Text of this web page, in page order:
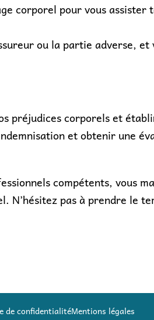
corporel pour vous assister
ou la partie adverse, et
préjudices corporels et
et obtenir une
compétents, vous
N’hésitez pas à prendre le
de confidentialitéMentions légales